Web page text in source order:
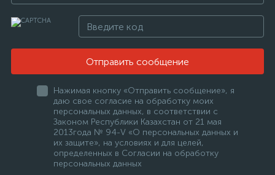
Отправить сообщение
Нажимая кнопку «Отправить сообщение», я
даю свое согласие на обработку моих
персональных данных, в соответствии с
Законом Республики Казахстан от 21 мая
2013года № 94-V «О персональных данных и
их защите», на условиях и для целей,
определенных в Согласии на обработку
персональных данных